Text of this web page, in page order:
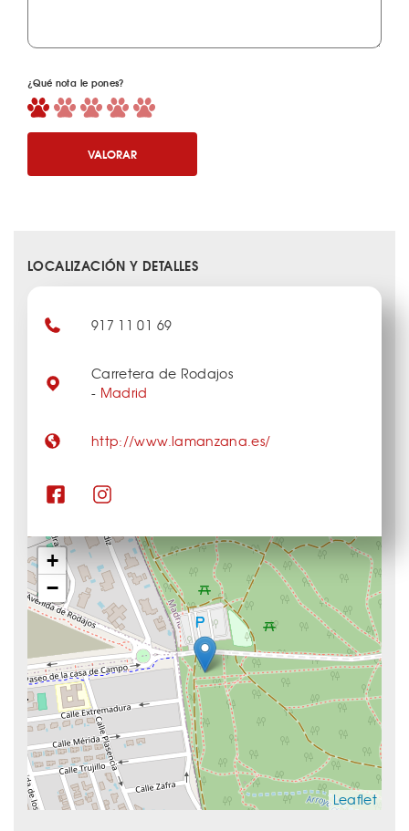
¿Qué nota le pones?
VALORAR
LOCALIZACIÓN Y DETALLES
+
−
Leaflet
917 11 01 69
Carretera de Rodajos
- Madrid
http://www.lamanzana.es/